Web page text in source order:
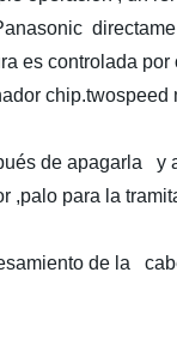
es controlada
de apagarla
para la
de la